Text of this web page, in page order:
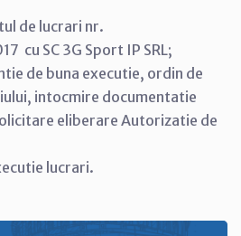
de lucrari nr.
cu SC 3G Sport IP SRL;
de buna executie, ordin de
intocmire documentatie
eliberare Autorizatie de
lucrari.